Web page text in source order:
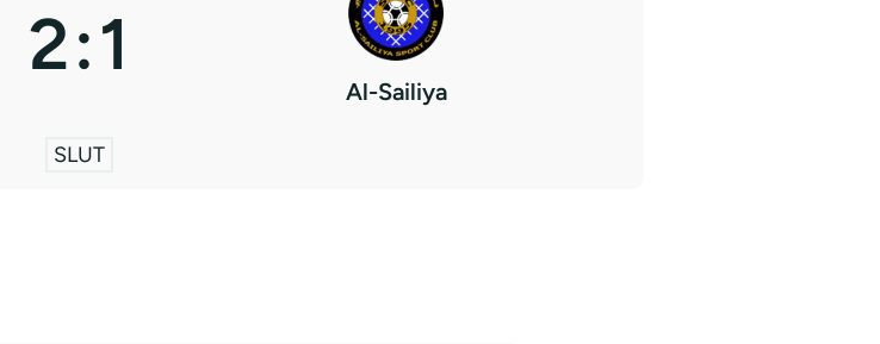
2:1
Al-Sailiya
SLUT